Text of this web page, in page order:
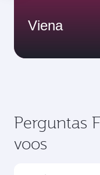
Viena
Perguntas
voos